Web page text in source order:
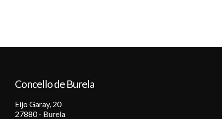
Concello de Burela
Eijo Garay, 20
27880 - Burela